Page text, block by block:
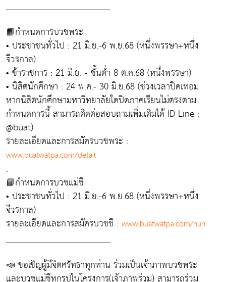
📙กำหนดการบวชพระ
• ประชาชนทั่วไป : 21 มิ.ย.-6 พ.ย.68 (หนึ่งพรรษา+หนึ่ง
จีวรกาล)
• ข้าราชการ : 21 มิ.ย. - ขั้นต่ำ 8 ต.ค.68 (หนึ่งพรรษา)
• นิสิตนักศึกษา : 24 พ.ค.- 30 มิ.ย.68 (ช่วงเวลาปิดเทอม
หากนิสิตนักศึกษามหาวิทยาลัยใดปิดภาคเรียนไม่ตรงตาม
กำหนดการนี้ สามารถติดต่อสอบถามเพิ่มเติมได้ ID Line :
@buat)
รายละเอียดและการสมัครบวชพระ :
www.buatwatpa.com/detail
.
📘กำหนดการบวชแม่ชี
• ประชาชนทั่วไป : 21 มิ.ย.-6 พ.ย.68 (หนึ่งพรรษา+หนึ่ง
จีวรกาล)
รายละเอียดและการสมัครบวชชี : www.buatwatpa.com/nun
📣 ขอเชิญผู้มีจิตศรัทธาทุกท่าน ร่วมเป็นเจ้าภาพบวชพระ